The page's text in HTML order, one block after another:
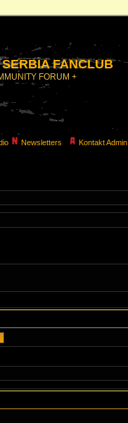
FANCLUB
FORUM +
Newsletters Kontakt Admin